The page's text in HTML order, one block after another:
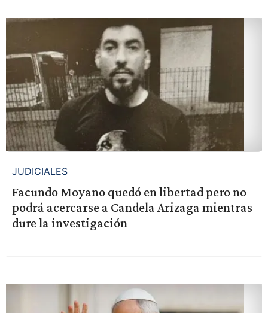
JUDICIALES
Facundo Moyano quedó en libertad pero no
podrá acercarse a Candela Arizaga mientras
dure la investigación